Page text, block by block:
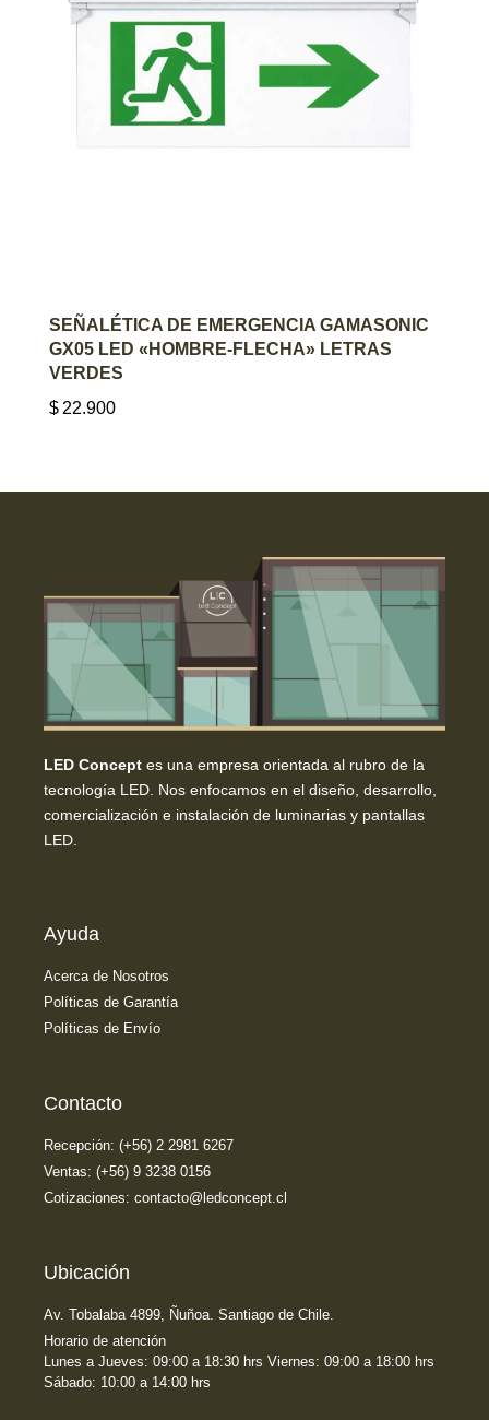
AGREGAR AL CARRITO
SEÑALÉTICA DE EMERGENCIA GAMASONIC
GX05 LED «HOMBRE-FLECHA» LETRAS
VERDES
$ 22.900
LED Concept es una empresa orientada al rubro de la
tecnología LED. Nos enfocamos en el diseño, desarrollo,
comercialización e instalación de luminarias y pantallas
LED.
Ayuda
Acerca de Nosotros
Políticas de Garantía
Políticas de Envío
Contacto
Recepción: (+56) 2 2981 6267
Ventas: (+56) 9 3238 0156
Cotizaciones: contacto@ledconcept.cl
Ubicación
Av. Tobalaba 4899, Ñuñoa. Santiago de Chile.
Horario de atención
Lunes a Jueves: 09:00 a 18:30 hrs Viernes: 09:00 a 18:00 hrs
Sábado: 10:00 a 14:00 hrs